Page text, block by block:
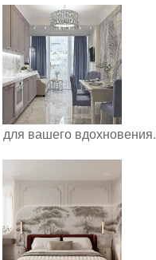
вашего вдохновения.